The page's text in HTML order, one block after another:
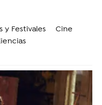
y Festivales
Cine